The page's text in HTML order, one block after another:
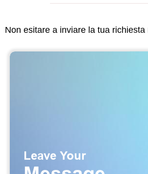
Non esitare a inviare la tua